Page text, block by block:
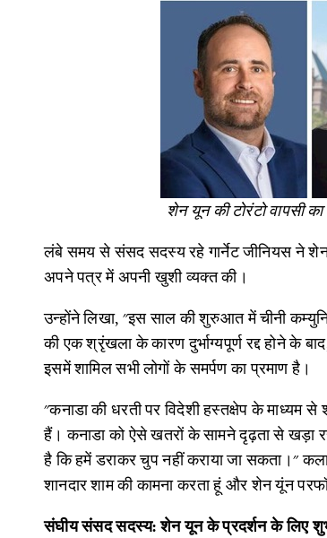
शेन यून की टोरंटो वापसी
लंबे समय से संसद सदस्य रहे गार्नेट जीनियस ने
अपने पत्र में अपनी खुशी व्यक्त की।
उन्होंने लिखा, "इस साल की शुरुआत में चीनी
की एक श्रृंखला के कारण दुर्भाग्यपूर्ण रद्द होने के
इसमें शामिल सभी लोगों के समर्पण का प्रमाण है।
"कनाडा की धरती पर विदेशी हस्तक्षेप के माध्यम से
हैं। कनाडा को ऐसे खतरों के सामने दृढ़ता से खड़ा
है कि हमें डराकर चुप नहीं कराया जा सकता।"
शानदार शाम की कामना करता हूं और शेन यूंन
संघीय संसद सदस्य: शेन यून के प्रदर्शन के लिए